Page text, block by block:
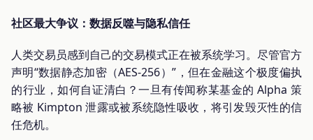
社区最大争议：数据反噬与隐私信任
人类交易员感到自己的交易模式正在被系统学习。尽管官方
声明“数据静态加密（AES-256）”，但在金融这个极度偏执
的行业，如何自证清白？一旦有传闻称某基金的 Alpha 策
略被 Kimpton 泄露或被系统隐性吸收，将引发毁灭性的信
任危机。